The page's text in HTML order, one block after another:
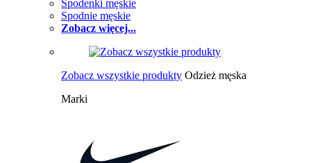
Spodenki męskie
Spodnie męskie
Zobacz więcej...
Zobacz wszystkie produkty Odzież męska
Marki